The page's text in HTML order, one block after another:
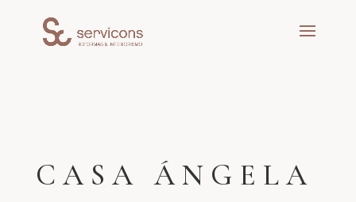
CASA ÁNGELA